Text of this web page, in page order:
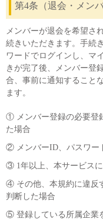
第4条（退会・メン
メンバーが退会を希望さ
続きいただきます。手続
ワードでログインし、マ
きが完了後、メンバー登
合、事前に通知すること
ます。
① メンバー登録の必要登
た場合
② メンバーID、パスワー
③ 1年以上、本サービス
④ その他、本規約に違反
判断した場合
⑤ 登録している所属企業